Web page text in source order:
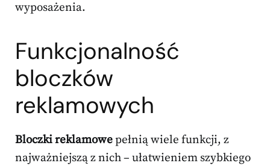
wyposażenia.
Funkcjonalność
bloczków
reklamowych
Bloczki reklamowepełnią wiele funkcji, z
najważniejszą z nich – ułatwieniem szybkiego